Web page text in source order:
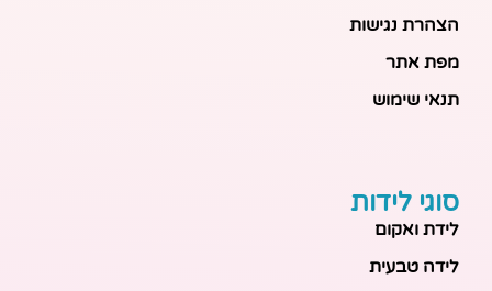
הצהרת נגישות
מפת אתר
תנאי שימוש
סוגי לידות
לידת ואקום
לידה טבעית